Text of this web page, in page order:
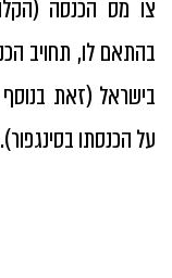
על הכנסתו בסינגפור).